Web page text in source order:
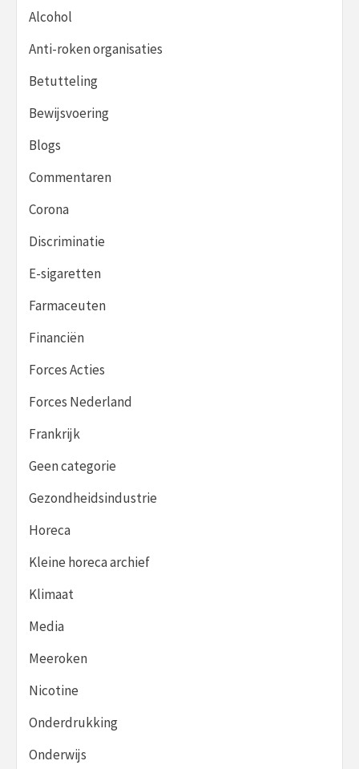
Alcohol
Anti-roken organisaties
Betutteling
Bewijsvoering
Blogs
Commentaren
Corona
Discriminatie
E-sigaretten
Farmaceuten
Financiën
Forces Acties
Forces Nederland
Frankrijk
Geen categorie
Gezondheidsindustrie
Horeca
Kleine horeca archief
Klimaat
Media
Meeroken
Nicotine
Onderdrukking
Onderwijs